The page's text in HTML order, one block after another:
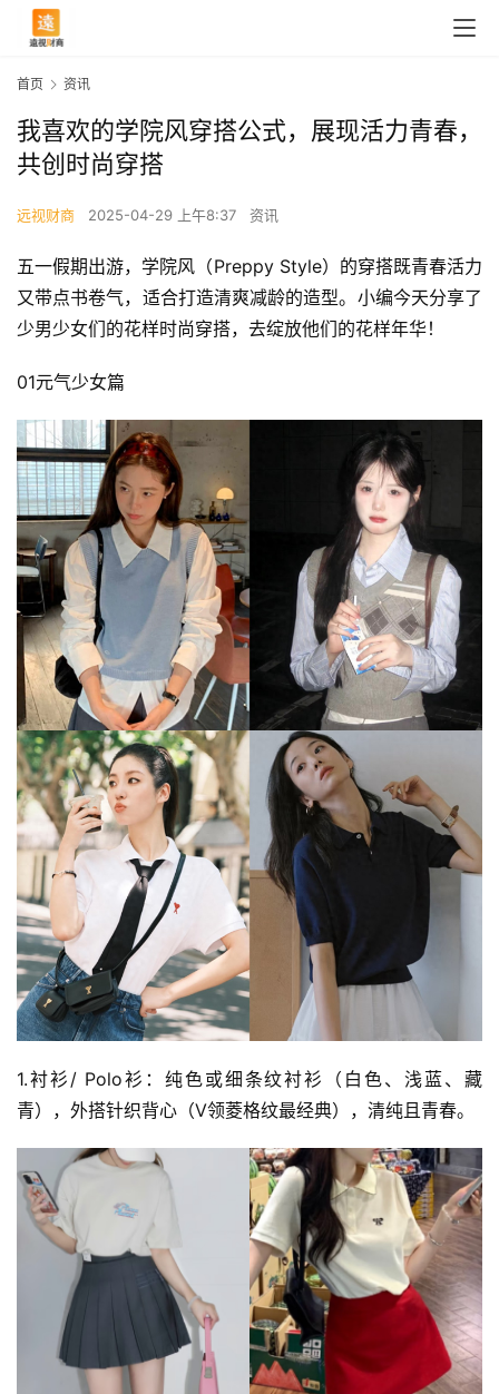
首页 资讯
我喜欢的学院风穿搭公式，展现活力青春，
共创时尚穿搭
远视财商 2025-04-29 上午8:37 资讯
五一假期出游，学院风（Preppy Style）的穿搭既青春活力
又带点书卷气，适合打造清爽减龄的造型。小编今天分享了
少男少女们的花样时尚穿搭，去绽放他们的花样年华！
01元气少女篇
1.衬衫/ Polo衫：纯色或细条纹衬衫（白色、浅蓝、藏
青），外搭针织背心（V领菱格纹最经典），清纯且青春。